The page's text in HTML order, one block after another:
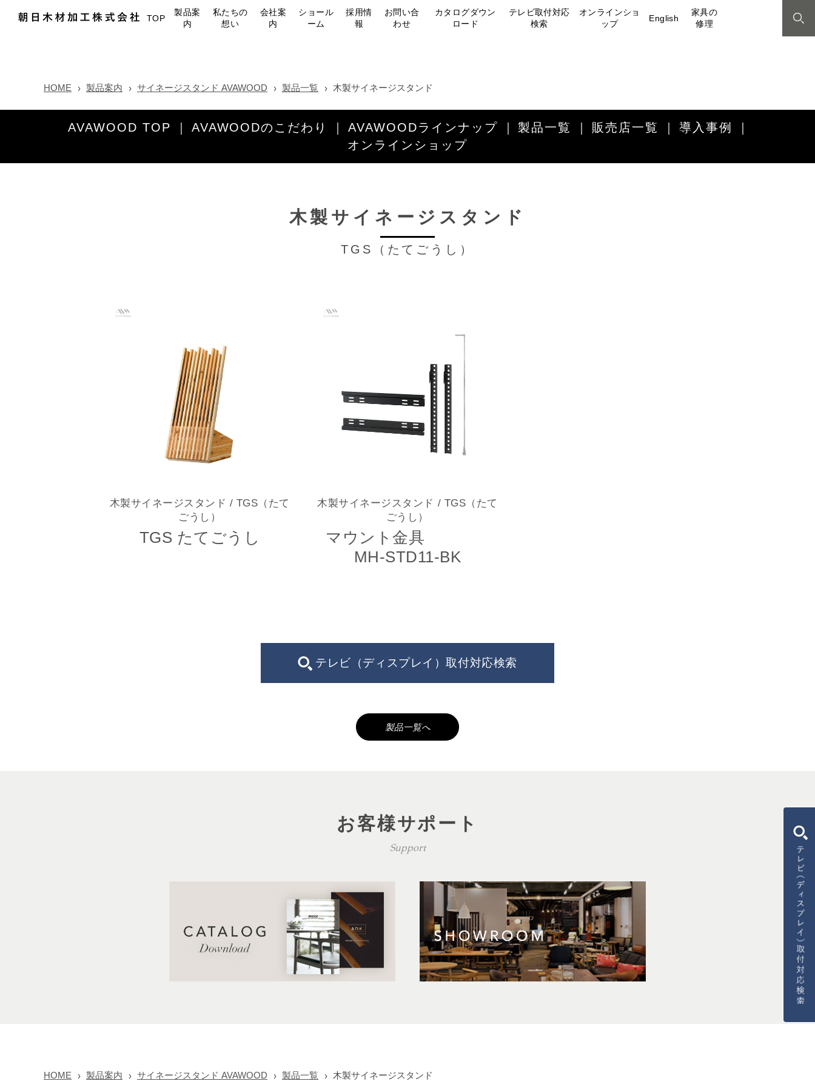
TOP
製品案
内
私たちの
想い
会社案
内
ショール
ーム
採用情
報
お問い合
わせ
カタログダウン
ロード
テレビ取付対応
検索
オンラインショ
ップ
English
家具の
修理
HOME 製品案内 サイネージスタンド AVAWOOD 製品一覧 木製サイネージスタンド
AVAWOOD TOP AVAWOODのこだわり AVAWOODラインナップ 製品一覧 販売店一覧
導入事例
オンラインショップ
木製サイネージスタンド
TGS（たてごうし）
木製サイネージスタンド / TGS（たて
ごうし）
TGS たてごうし
木製サイネージスタンド / TGS（たて
ごうし）
マウント金具
MH-STD11-BK
テレビ（ディスプレイ）取付対応検索
製品一覧へ
お客様サポート
Support
HOME 製品案内 サイネージスタンド AVAWOOD 製品一覧 木製サイネージスタンド